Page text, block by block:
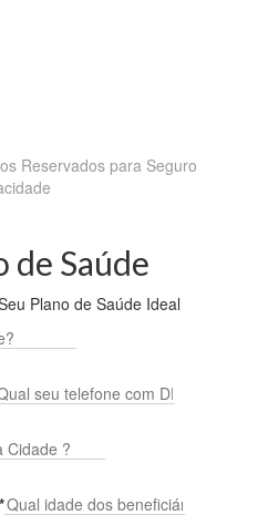
Reservados para Seguro
de Saúde
Plano de Saúde Ideal
*